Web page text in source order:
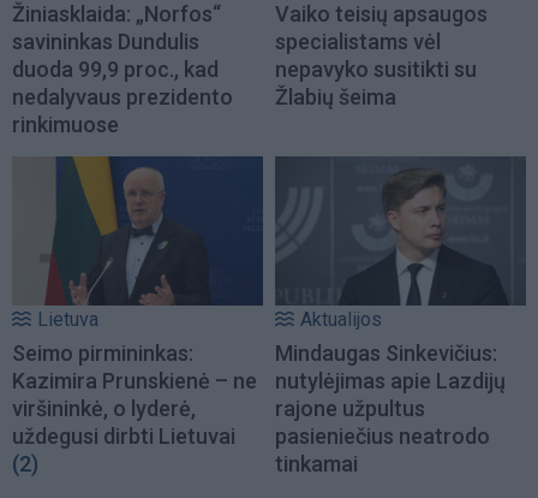
Žiniasklaida: „Norfos“
savininkas Dundulis
duoda 99,9 proc., kad
nedalyvaus prezidento
rinkimuose
Vaiko teisių apsaugos
specialistams vėl
nepavyko susitikti su
Žlabių šeima
Lietuva
Seimo pirmininkas:
Kazimira Prunskienė – ne
viršininkė, o lyderė,
uždegusi dirbti Lietuvai
(2)
Aktualijos
Mindaugas Sinkevičius:
nutylėjimas apie Lazdijų
rajone užpultus
pasieniečius neatrodo
tinkamai